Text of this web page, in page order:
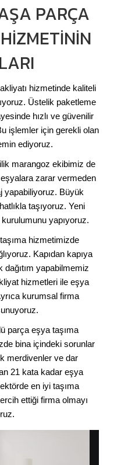
PARÇA
hizmetinde kaliteli
Üstelik paketleme
hızlı ve güvenilir
işlemler için gerekli olan
ediyoruz.
marangoz ekibimiz de
zarar vermeden
yapabiliyoruz. Büyük
taşıyoruz. Yeni
kurulumunu yapıyoruz.
hizmetimizde
Kapıdan kapıya
yapabilmemiz
hizmetleri ile eşya
kurumsal firma
parça eşya taşıma
bina içindeki sorunlar
merdivenler ve dar
21 kata kadar eşya
en iyi taşıma
ettiği firma olmayı